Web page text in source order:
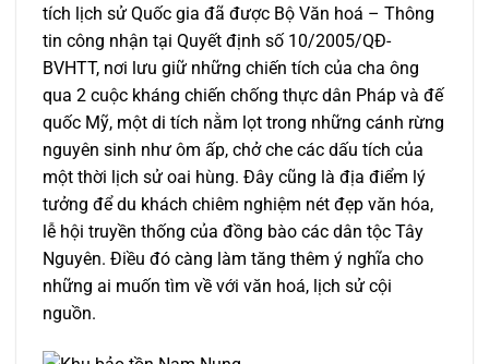
tích lịch sử Quốc gia đã được Bộ Văn hoá – Thông
tin công nhận tại Quyết định số 10/2005/QĐ-
BVHTT, nơi lưu giữ những chiến tích của cha ông
qua 2 cuộc kháng chiến chống thực dân Pháp và đế
quốc Mỹ, một di tích nằm lọt trong những cánh rừng
nguyên sinh như ôm ấp, chở che các dấu tích của
một thời lịch sử oai hùng. Đây cũng là địa điểm lý
tưởng để du khách chiêm nghiệm nét đẹp văn hóa,
lễ hội truyền thống của đồng bào các dân tộc Tây
Nguyên. Điều đó càng làm tăng thêm ý nghĩa cho
những ai muốn tìm về với văn hoá, lịch sử cội
nguồn.